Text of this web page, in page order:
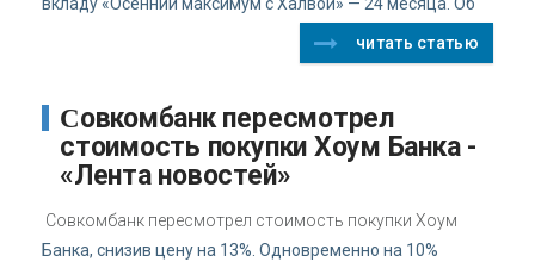
читать статью
Совкомбанк пересмотрел
стоимость покупки Хоум Банка -
«Лента новостей»
Совкомбанк пересмотрел стоимость покупки Хоум
Банка, снизив цену на 13%. Одновременно на 10%